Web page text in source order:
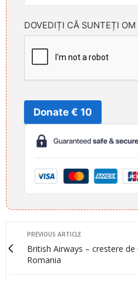
DOVEDIȚI CĂ SUNTEȚI OM
Donate € 10
PREVIOUS ARTICLE
British Airways – crestere
Romania